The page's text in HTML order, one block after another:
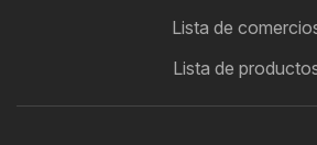
Lista de
Lista de